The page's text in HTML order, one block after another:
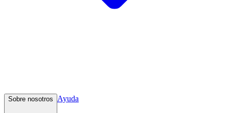
Sobre nosotros Ayuda